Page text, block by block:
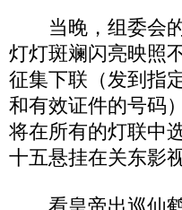
当晚，组委会的
灯灯斑斓闪亮映照
征集下联（发到指
和有效证件的号码
将在所有的灯联中
十五悬挂在关东影